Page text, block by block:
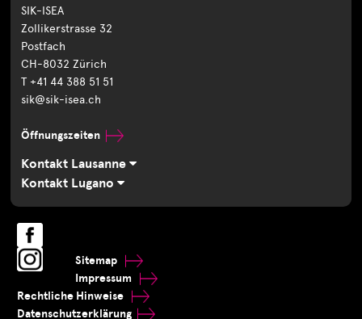
SIK-ISEA
Zollikerstrasse 32
Postfach
CH-8032 Zürich
T +41 44 388 51 51
sik@sik-isea.ch
Öffnungszeiten
Kontakt Lausanne
Kontakt Lugano
Sitemap
Impressum
Rechtliche Hinweise
Datenschutzerklärung